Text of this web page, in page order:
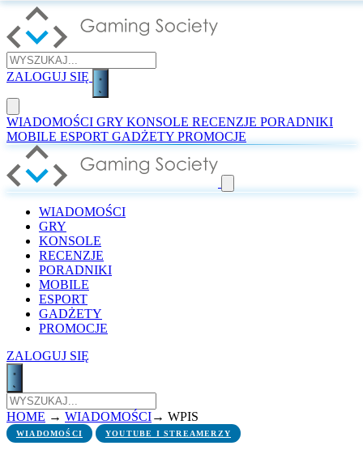
ZALOGUJ SIĘ
WIADOMOŚCI GRY KONSOLE RECENZJE PORADNIKI
MOBILE ESPORT GADŻETY PROMOCJE
WIADOMOŚCI
GRY
KONSOLE
RECENZJE
PORADNIKI
MOBILE
ESPORT
GADŻETY
PROMOCJE
ZALOGUJ SIĘ
HOME → WIADOMOŚCI→ WPIS
WIADOMOŚCI YOUTUBE I STREAMERZY